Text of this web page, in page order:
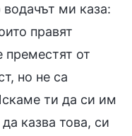
ми каза:
правят
преместят от
но не са
ти да си им
казва това, си